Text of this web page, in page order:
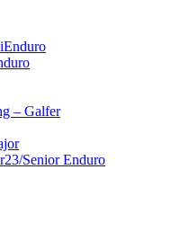
– Galfer
Senior Enduro